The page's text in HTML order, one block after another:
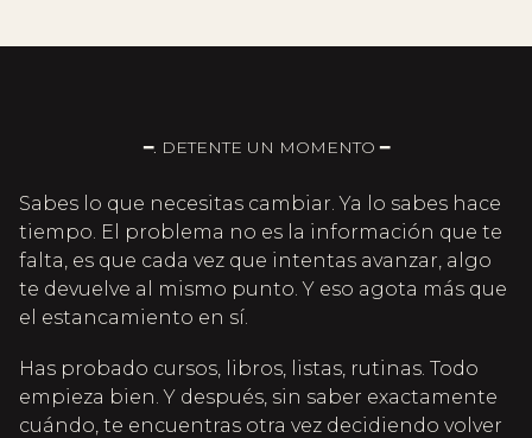
━. DETENTE UN MOMENTO ━
Sabes lo que necesitas cambiar. Ya lo sabes hace
tiempo. El problema no es la información que te
falta, es que cada vez que intentas avanzar, algo
te devuelve al mismo punto. Y eso agota más que
el estancamiento en sí.
Has probado cursos, libros, listas, rutinas. Todo
empieza bien. Y después, sin saber exactamente
cuándo, te encuentras otra vez decidiendo volver